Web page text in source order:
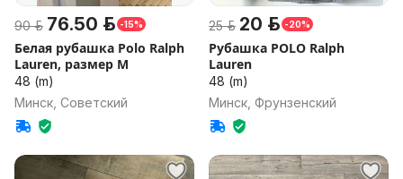
90 р. 76.50 р. -15%
Белая рубашка Polo Ralph
Lauren, размер M
48 (m)
Минск, Советский
25 р. 20 р. -20%
Рубашка POLO Ralph
Lauren
48 (m)
Минск, Фрунзенский